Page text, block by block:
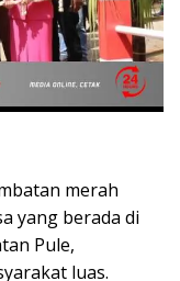
merah
yang berada di
Pule,
luas.